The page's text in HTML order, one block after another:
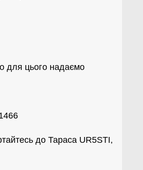
для цього надаємо
до Тараса UR5STI,